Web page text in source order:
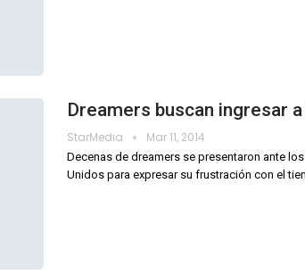
Dreamers buscan ingresar
StarMedia Mar 11, 2014
Decenas de dreamers se presentaron ante
Unidos para expresar su frustración con el